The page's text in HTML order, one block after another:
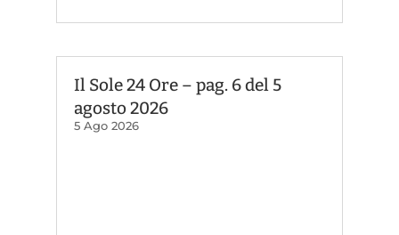
Il Sole 24 Ore – pag. 6 del 5
agosto 2026
5 Ago 2026